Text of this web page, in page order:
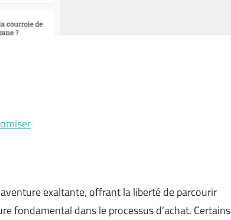
exaltante, offrant la liberté de parcourir
fondamental dans le processus d’achat. Certains